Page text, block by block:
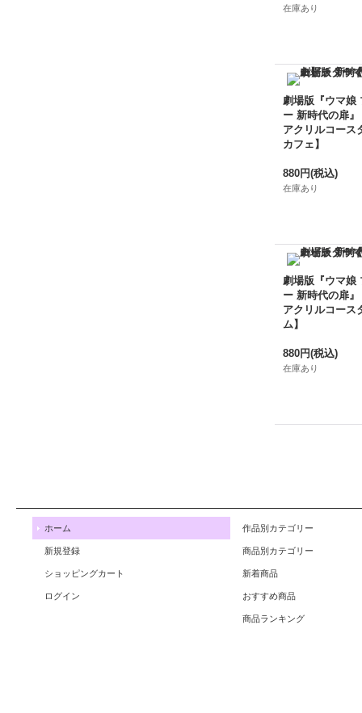
在庫あり
劇場版『ウマ娘
ー 新時代の扉』
アクリルコース
カフェ】
880円(税込)
在庫あり
劇場版『ウマ娘
ー 新時代の扉』
アクリルコース
ム】
880円(税込)
在庫あり
ホーム
新規登録
ショッピングカート
ログイン
作品別カテゴリー
商品別カテゴリー
新着商品
おすすめ商品
商品ランキング